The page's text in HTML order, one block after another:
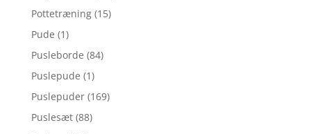
Pottetræning (15)
Pude (1)
Pusleborde (84)
Puslepude (1)
Puslepuder (169)
Puslesæt (88)